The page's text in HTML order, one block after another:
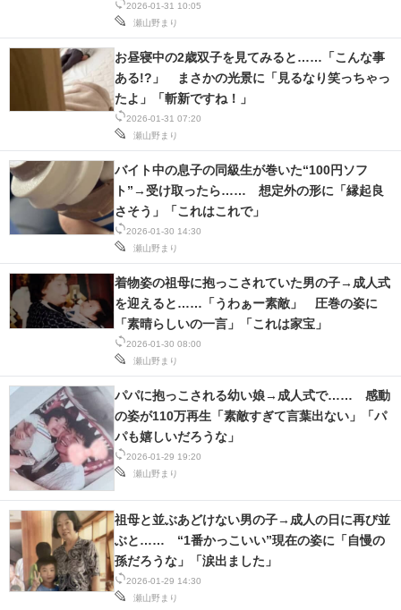
2026-01-31 10:05
瀬山野まり
2026-01-31 07:20
瀬山野まり
お昼寝中の2歳双子を見てみると……「こんな事
ある!?」 まさかの光景に「見るなり笑っちゃっ
たよ」「斬新ですね！」
2026-01-30 14:30
瀬山野まり
バイト中の息子の同級生が巻いた“100円ソフ
ト”→受け取ったら…… 想定外の形に「縁起良
さそう」「これはこれで」
2026-01-30 08:00
瀬山野まり
着物姿の祖母に抱っこされていた男の子→成人式
を迎えると……「うわぁー素敵」 圧巻の姿に
「素晴らしいの一言」「これは家宝」
2026-01-29 19:20
瀬山野まり
パパに抱っこされる幼い娘→成人式で…… 感動
の姿が110万再生「素敵すぎて言葉出ない」「パ
パも嬉しいだろうな」
2026-01-29 14:30
瀬山野まり
祖母と並ぶあどけない男の子→成人の日に再び並
ぶと…… “1番かっこいい”現在の姿に「自慢の
孫だろうな」「涙出ました」